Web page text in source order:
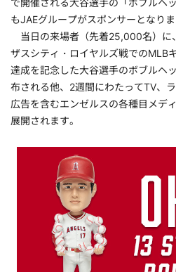
で開催される大谷選手の「ボブルヘ
もJAEグループがスポンサーとなりま
当日の来場者（先着25,000名）に
ザスシティ・ロイヤルズ戦でのMLB
達成を記念した大谷選手のボブルヘ
布される他、2週間にわたってTV、
広告を含むエンゼルスの各種目メデ
展開されます。